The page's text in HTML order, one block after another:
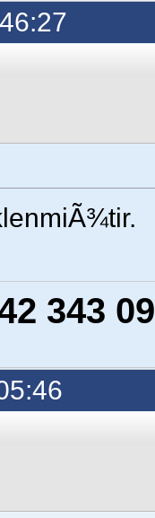
343